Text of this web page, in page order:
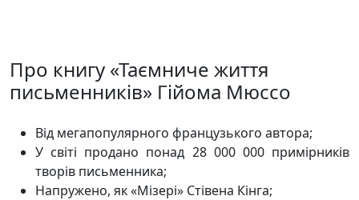
Про книгу «Таємниче життя
письменників» Гійома Мюссо
Від мегапопулярного французького автора;
У світі продано понад 28 000 000 примірників
творів письменника;
Напружено, як «Мізері» Стівена Кінга;